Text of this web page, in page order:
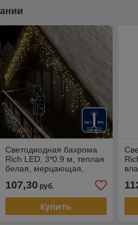
Светодиодная бахрома
Rich LED, 3*0.9 м, теплая
белая, мерцающая,
107,30руб.
Купить